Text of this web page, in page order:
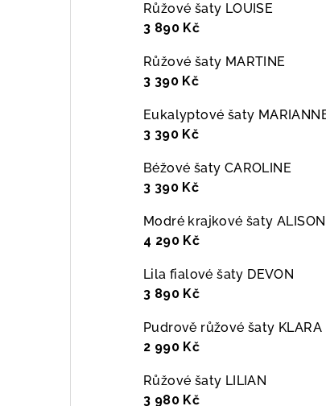
Růžové šaty LOUISE
3 890 Kč
Růžové šaty MARTINE
3 390 Kč
Eukalyptové šaty
3 390 Kč
Béžové šaty CAROLINE
3 390 Kč
Modré krajkové šaty ALISON
4 290 Kč
Lila fialové šaty DEVON
3 890 Kč
Pudrově růžové šaty KLARA
2 990 Kč
Růžové šaty LILIAN
3 980 Kč